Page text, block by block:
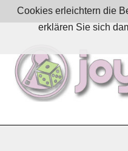
Skip
to
JoystickZ
Cookies erleichtern die
erklären Sie sich